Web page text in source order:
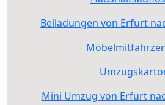
Beiladungen von Erfurt
Mini Umzug von Erfurt